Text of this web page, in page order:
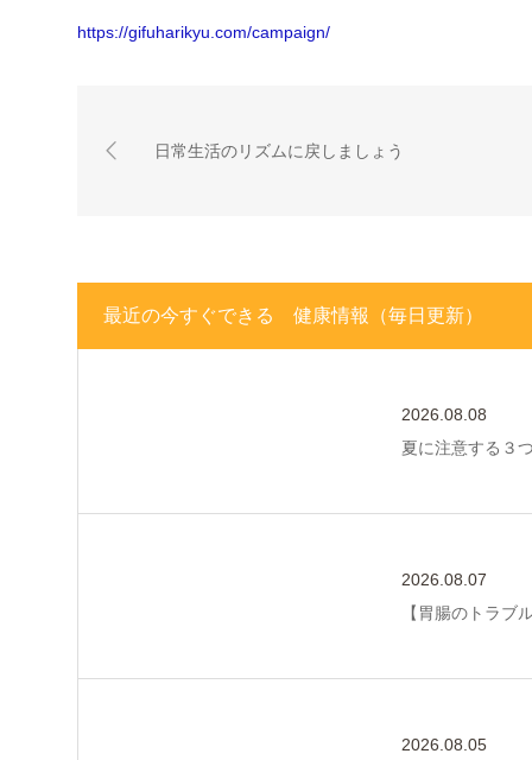
https://gifuharikyu.com/campaign/
日常生活のリズムに戻しましょう
最近の今すぐできる 健康情報（毎日更新）
2026.08.08
夏に注意する３
2026.08.07
【胃腸のトラブ
2026.08.05